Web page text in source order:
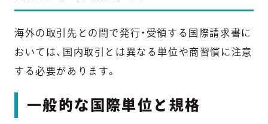
海外の取引先との間で発行・受領する国際請求書に
おいては、国内取引とは異なる単位や商習慣に注意
する必要があります。
一般的な国際単位と規格